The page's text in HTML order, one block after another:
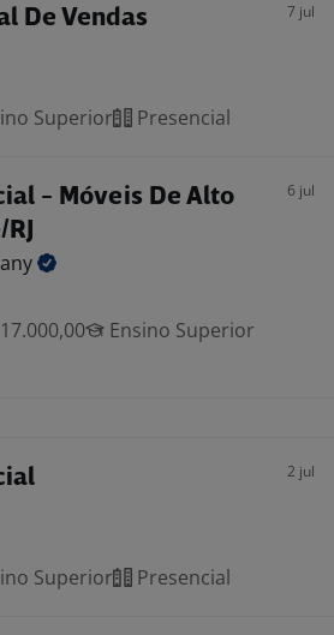
De Vendas 7 jul
Superior Presencial
- Móveis De Alto
6 jul
Ensino Superior
2 jul
Superior Presencial